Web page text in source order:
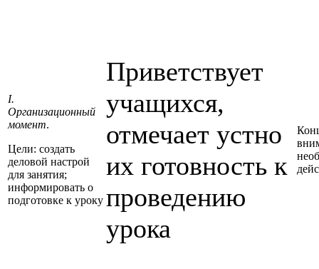
I.
Организационный
момент.
Цели: создать
деловой настрой
для занятия;
информировать о
подготовке к уроку
Приветствует
учащихся,
отмечает устно
их готовность к
проведению
урока